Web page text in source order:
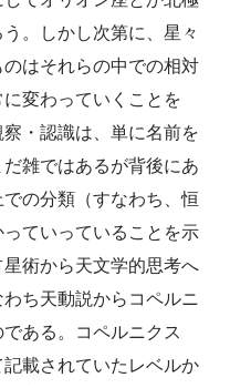
。しかし次第に、星々
はそれらの中での相対
変わっていくことを
・認識は、単に名前を
雑ではあるが背後にあ
の分類（すなわち、恒
ていっていることを示
術から天文学的思考へ
ち天動説からコペルニ
ある。コペルニクス
載されていたレベルか